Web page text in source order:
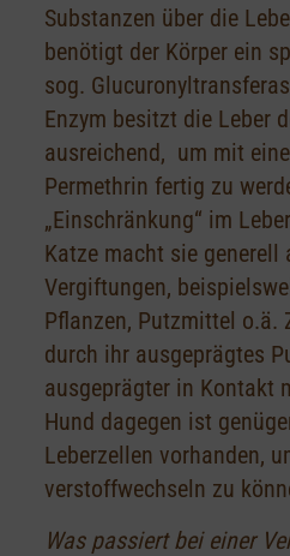
Substanzen über die
benötigt der Körper ein
sog.
Enzym besitzt die Leber
ausreichend, um mit
Permethrin fertig zu
„Einschränkung“ im
Katze macht sie
Vergiftungen,
Pflanzen, Putzmittel o.ä.
durch ihr ausgeprägtes
ausgeprägter in Kontakt
Hund dagegen ist
Leberzellen vorhanden,
verstoffwechseln zu
Was passiert bei einer